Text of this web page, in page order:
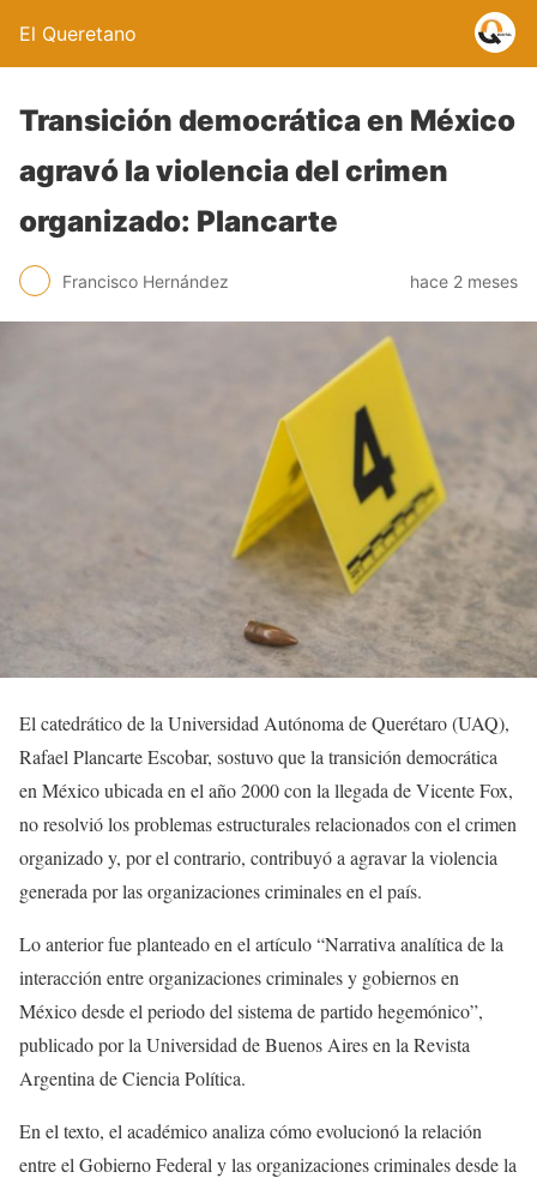
El Queretano
Transición democrática en México
agravó la violencia del crimen
organizado: Plancarte
Francisco Hernández hace 2 meses
El catedrático de la Universidad Autónoma de Querétaro (UAQ),
Rafael Plancarte Escobar, sostuvo que la transición democrática
en México ubicada en el año 2000 con la llegada de Vicente Fox,
no resolvió los problemas estructurales relacionados con el crimen
organizado y, por el contrario, contribuyó a agravar la violencia
generada por las organizaciones criminales en el país.
Lo anterior fue planteado en el artículo “Narrativa analítica de la
interacción entre organizaciones criminales y gobiernos en
México desde el periodo del sistema de partido hegemónico”,
publicado por la Universidad de Buenos Aires en la Revista
Argentina de Ciencia Política.
En el texto, el académico analiza cómo evolucionó la relación
entre el Gobierno Federal y las organizaciones criminales desde la